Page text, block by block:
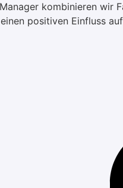
kombinieren wir
positiven Einfluss